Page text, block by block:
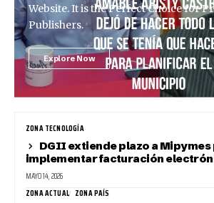
Website. It is the Perfect Choice for
Publishers.
Explore Now
ZONA TECNOLOGÍA
DGII extiende plazo a Mipymes
implementar facturación
MAYO 14, 2026
ZONA ACTUAL ZONA PAÍS